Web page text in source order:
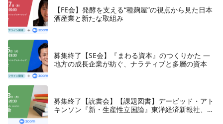
【FE会】発酵を支える“種麹屋”の視点から見た日本
酒産業と新たな取組み
募集終了【SE会】『まわる資本』のつくりかた —
地方の成長企業が紡ぐ、ナラティブと多層の資本
募集終了【読書会】【課題図書】デービッド・アト
キンソン『新・生産性立国論』東洋経済新報社、